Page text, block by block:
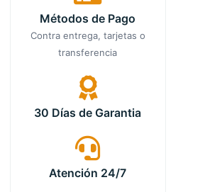
Métodos de Pago
Contra entrega, tarjetas o
transferencia
30 Días de Garantia
Atención 24/7